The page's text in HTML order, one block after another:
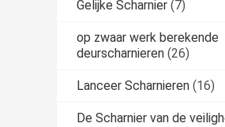
Gelijke Scharnier (7)
op zwaar werk berekende
deurscharnieren (26)
Lanceer Scharnieren (16)
De Scharnier van de